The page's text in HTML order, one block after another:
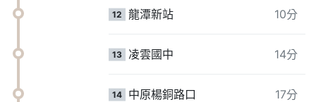
12 龍潭新站 10分
13 凌雲國中 14分
14 中原楊銅路口 17分